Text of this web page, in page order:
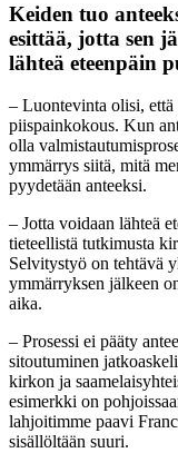
Keiden tuo
esittää, jotta sen
lähteä eteenpäin
– Luontevinta olisi,
piispainkokous. Kun
olla
ymmärrys siitä, mitä
pyydetään anteeksi.
– Jotta voidaan lähteä
tieteellistä tutkimusta
Selvitystyö on tehtävä
ymmärryksen jälkeen
aika.
– Prosessi ei pääty
sitoutuminen
kirkon ja
esimerkki on
lahjoitimme paavi
sisällöltään suuri.